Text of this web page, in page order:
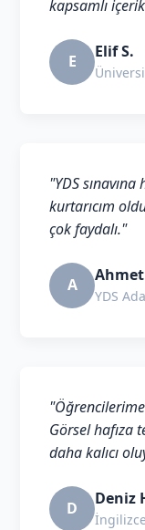
kapsamlı
E Elif S.
"YDS
kurtarıcım
çok faydalı."
A
YDS
Görsel hafıza
daha kalıcı
D Deniz